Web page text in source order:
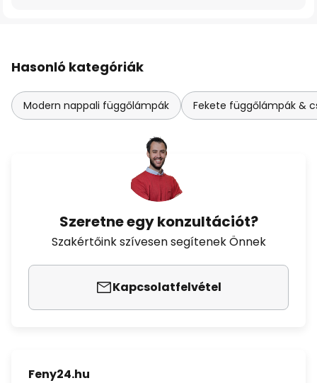
Hasonló kategóriák
Modern nappali függőlámpák Fekete függőlámpák &
Szeretne egy konzultációt?
Szakértőink szívesen segítenek Önnek
Kapcsolatfelvétel
Feny24.hu